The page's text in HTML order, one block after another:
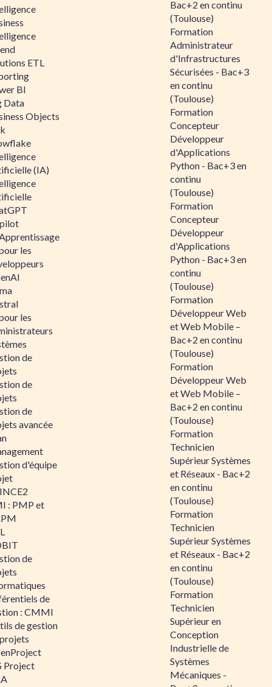
ETL
BI
Data
Objects
(IA)
les
les
de
de
de
avancée
d'équipe
: PMP et
de
de
: CMMI
de gestion
Project
Bac+2 en continu
(Toulouse)
Formation
Administrateur
d'Infrastructures
Sécurisées - Bac+3
en continu
(Toulouse)
Formation
Concepteur
Développeur
d'Applications
Python - Bac+3 en
continu
(Toulouse)
Formation
Concepteur
Développeur
d'Applications
Python - Bac+3 en
continu
(Toulouse)
Formation
Développeur Web
et Web Mobile –
Bac+2 en continu
(Toulouse)
Formation
Développeur Web
et Web Mobile –
Bac+2 en continu
(Toulouse)
Formation
Technicien
Supérieur Systèmes
et Réseaux - Bac+2
en continu
(Toulouse)
Formation
Technicien
Supérieur Systèmes
et Réseaux - Bac+2
en continu
(Toulouse)
Formation
Technicien
Supérieur en
Conception
Industrielle de
Systèmes
Mécaniques -